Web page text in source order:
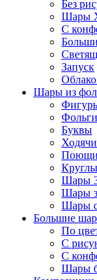
Без
Шары
C
Запуск
Шары из
Буквы
Шары
Шары
Шары
Большие
По
С
С
Шары